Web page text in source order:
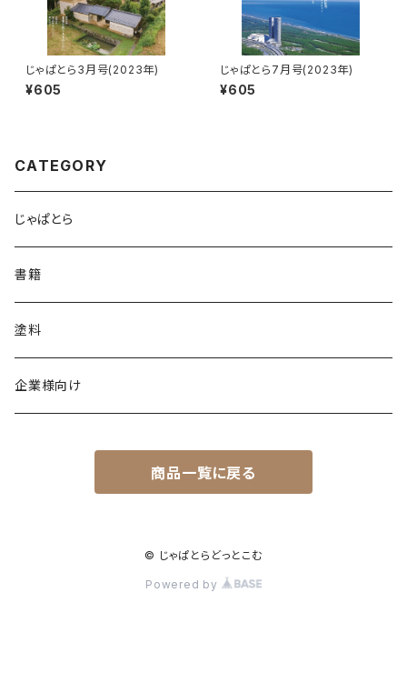
じゃぱとら3月号(2023年)
¥605
じゃぱとら7月号(2023年)
¥605
CATEGORY
じゃぱとら
書籍
塗料
企業様向け
商品一覧に戻る
© じゃぱとらどっとこむ
Powered by